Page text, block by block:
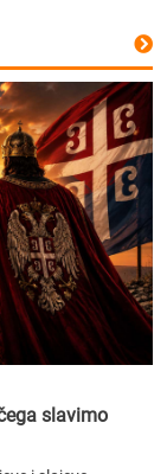
slavimo